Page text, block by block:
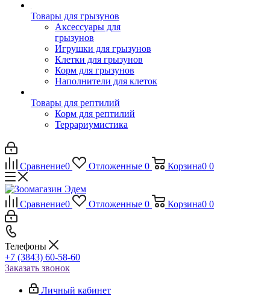
Товары для грызунов
Аксессуары для
грызунов
Игрушки для грызунов
Клетки для грызунов
Корм для грызунов
Наполнители для клеток
Товары для рептилий
Корм для рептилий
Террариумистика
Сравнение0 Отложенные 0 Корзина0 0
Сравнение0 Отложенные 0 Корзина0 0
Телефоны
+7 (3843) 60-58-60
Заказать звонок
Личный кабинет